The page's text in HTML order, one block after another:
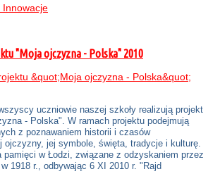
Innowacje
"Moja ojczyzna - Polska" 2010
uczniowie naszej szkoły realizują projekt
- Polska". W ramach projektu podejmują
z poznawaniem historii i czasów
ojczyzny, jej symbole, święta, tradycje i kulturę.
pamięci w Łodzi, związane z odzyskaniem przez
1918 r., odbywając 6 XI 2010 r. "Rajd